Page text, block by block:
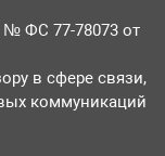
ФС 77-78073 от
в сфере связи,
коммуникаций